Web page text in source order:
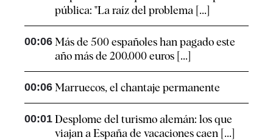
pública: "La raíz del problema [...]
00:06 Más de 500 españoles han pagado este
año más de 200.000 euros [...]
00:06 Marruecos, el chantaje permanente
00:01 Desplome del turismo alemán: los que
viajan a España de vacaciones caen [...]